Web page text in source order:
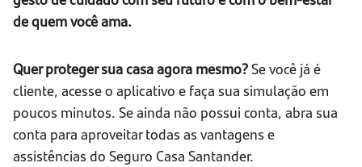
de quem você ama.
Quer proteger sua casa agora mesmo?Se você já é
cliente, acesse o aplicativo e faça sua simulação em
poucos minutos. Se ainda não possui conta, abra sua
conta para aproveitar todas as vantagens e
assistências do Seguro Casa Santander.